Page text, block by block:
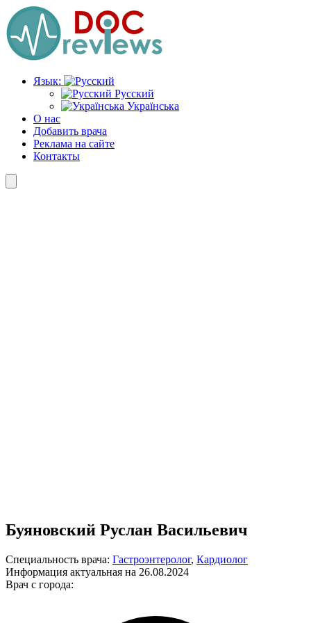
Перейти
к
содержимому
Язык:
Русский
Українська
О нас
Добавить врача
Реклама на сайте
Контакты
Буяновский Руслан Васильевич
Специальность врача: Гастроэнтеролог, Кардиолог
Информация актуальная на 26.08.2024
Врач с города: